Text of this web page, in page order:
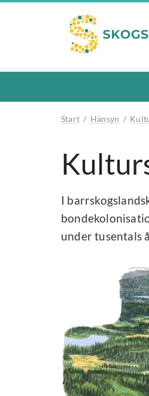
Start / Hänsyn /
I
under tusentals